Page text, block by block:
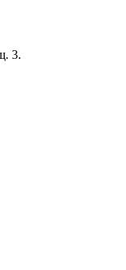
3.